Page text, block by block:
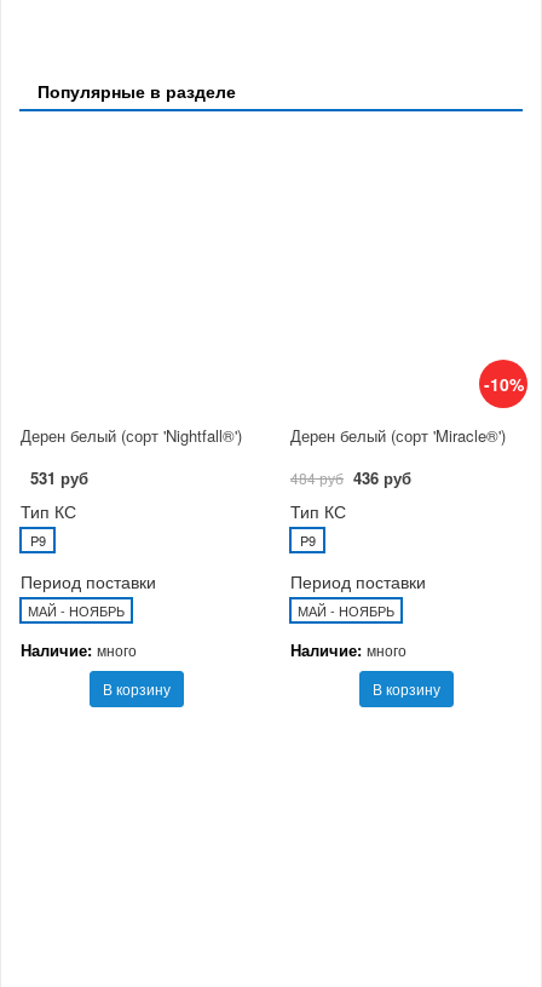
Популярные в разделе
Дерен белый (сорт 'Nightfall®')
531 руб
Тип КС
P9
Период поставки
МАЙ - НОЯБРЬ
Наличие: много
В корзину
-10%
Дерен белый (сорт 'Miracle®')
484 руб 436 руб
Тип КС
P9
Период поставки
МАЙ - НОЯБРЬ
Наличие: много
В корзину